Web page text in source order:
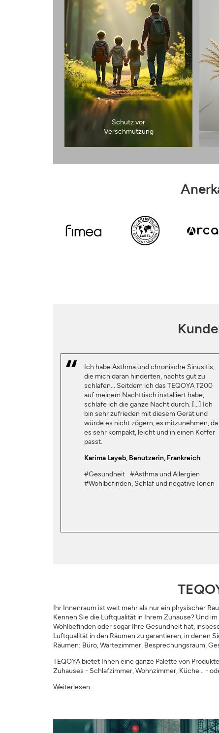
Schutz vor
Verschmutzung
Ich habe Asthma und chronische Sinusitis,
die mich daran hinderten, nachts gut zu
schlafen... Seitdem ich das TEQOYA T200
auf meinem Nachttisch installiert habe,
schlafe ich die ganze Nacht durch. [...] Ich
bin sehr zufrieden mit diesem Gerät und
würde es nicht zögern, es mitzunehmen, da
es sehr kompakt, leicht und in einen Koffer
passt.
Karima Layeb, Benutzerin, Frankreich
#Gesundheit #Asthma und Allergien
#Wohlbefinden, Schlaf und negative Ionen
Ihr Innenraum ist weit mehr als nur ein physischer
Kennen Sie die Luftqualität in Ihrem Zuhause? Und
Wohlbefinden oder sogar Ihre Gesundheit hat,
Luftqualität in den Räumen zu garantieren, in denen
Räumen: Büro, Wartezimmer, Besprechungsraum,
TEQOYA bietet Ihnen eine ganze Palette von
Zuhauses - Schlafzimmer, Wohnzimmer, Küche… -
Weiterlesen...